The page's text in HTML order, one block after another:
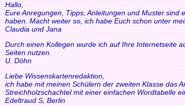
Hallo,
Eure Anregungen, Tipps, Anleitungen und Muster
haben. Macht weiter so, ich habe Euch schon unter
Claudia und Jana
Durch einen Kollegen wurde ich auf Ihre Internetseite
Seiten nutzen.
U. Döhn
Liebe Wissenskartenredaktion,
ich habe mit meinen Schülern der zweiten Klasse das
Streichholzschachtel mit einer einfachen Wordtabelle
Edeltraud S, Berlin